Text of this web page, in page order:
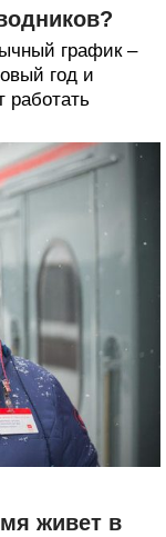
график –
год и
работать
живет в